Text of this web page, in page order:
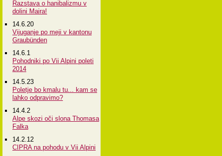
Razstava o hanibalizmu v
dolini Maira!
14.6.20
Vijuganje po meji v kantonu
Graubünden
14.6.1
Pohodniki po Vii Alpini poleti
2014
14.5.23
Poletje bo kmalu tu... kam se
lahko odpravimo?
14.4.2
Alpe skozi oči slona Thomasa
Falka
14.2.12
CIPRA na pohodu v Vii Alpini